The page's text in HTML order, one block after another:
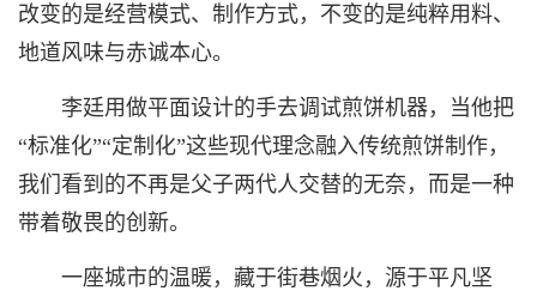
改变的是经营模式、制作方式，不变的是纯粹用料、
地道风味与赤诚本心。
李廷用做平面设计的手去调试煎饼机器，当他把
“标准化”“定制化”这些现代理念融入传统煎饼制作，
我们看到的不再是父子两代人交替的无奈，而是一种
带着敬畏的创新。
一座城市的温暖，藏于街巷烟火，源于平凡坚